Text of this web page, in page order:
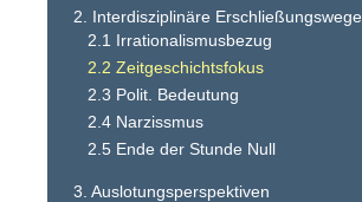
2. Interdisziplinäre Erschließungswege
2.1 Irrationalismusbezug
2.2 Zeitgeschichtsfokus
2.3 Polit. Bedeutung
2.4 Narzissmus
2.5 Ende der Stunde Null
3. Auslotungsperspektiven